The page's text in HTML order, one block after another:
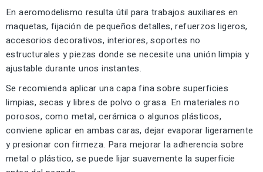
En aeromodelismo resulta útil para trabajos auxiliares en
maquetas, fijación de pequeños detalles, refuerzos ligeros,
accesorios decorativos, interiores, soportes no
estructurales y piezas donde se necesite una unión limpia y
ajustable durante unos instantes.
Se recomienda aplicar una capa fina sobre superficies
limpias, secas y libres de polvo o grasa. En materiales no
porosos, como metal, cerámica o algunos plásticos,
conviene aplicar en ambas caras, dejar evaporar ligeramente
y presionar con firmeza. Para mejorar la adherencia sobre
metal o plástico, se puede lijar suavemente la superficie